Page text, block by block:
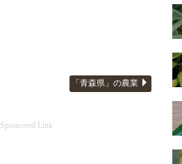
「青森県」の農業
Sponsored Link